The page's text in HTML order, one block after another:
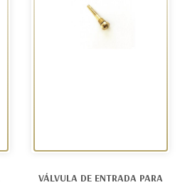
VÁLVULA DE ENTRADA PARA